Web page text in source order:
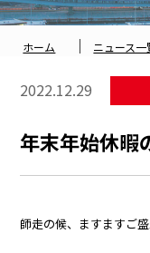
ホーム ｜ ニュース一
2022.12.29
年末年始休暇
師走の候、ますますご